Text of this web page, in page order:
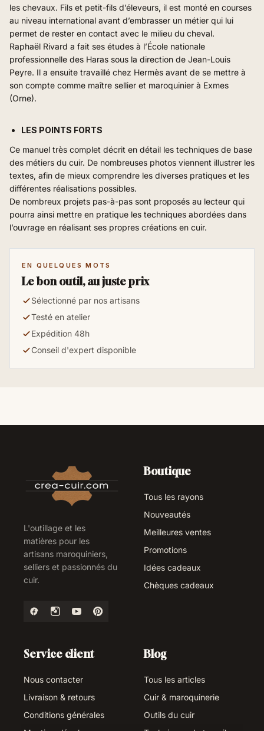
les chevaux. Fils et petit-fils d’éleveurs, il est monté en courses
au niveau international avant d’embrasser un métier qui lui
permet de rester en contact avec le milieu du cheval.
Raphaël Rivard a fait ses études à l’École nationale
professionnelle des Haras sous la direction de Jean-Louis
Peyre. Il a ensuite travaillé chez Hermès avant de se mettre à
son compte comme maître sellier et maroquinier à Exmes
(Orne).
LES POINTS FORTS
Ce manuel très complet décrit en détail les techniques de base
des métiers du cuir. De nombreuses photos viennent illustrer les
textes, afin de mieux comprendre les diverses pratiques et les
différentes réalisations possibles.
De nombreux projets pas-à-pas sont proposés au lecteur qui
pourra ainsi mettre en pratique les techniques abordées dans
l’ouvrage en réalisant ses propres créations en cuir.
EN QUELQUES MOTS
Le bon outil, au juste prix
Sélectionné par nos artisans
Testé en atelier
Expédition 48h
Conseil d'expert disponible
L'outillage et les
matières pour les
artisans maroquiniers,
selliers et passionnés du
cuir.
Boutique
Tous les rayons
Nouveautés
Meilleures ventes
Promotions
Idées cadeaux
Chèques cadeaux
Service client
Nous contacter
Livraison & retours
Conditions générales
Blog
Tous les articles
Cuir & maroquinerie
Outils du cuir